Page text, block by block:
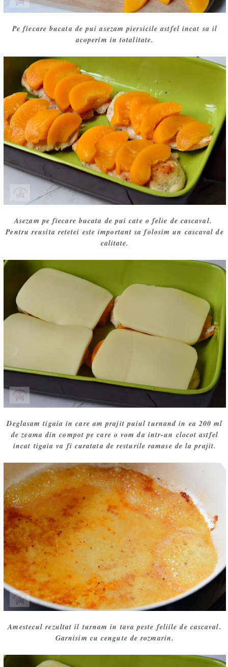
Pe fiecare bucata de pui asezam piersicile astfel incat sa il
acoperim in totalitate.
Asezam pe fiecare bucata de pui cate o felie de cascaval.
Pentru reusita retetei este important sa folosim un cascaval de
calitate.
Deglasam tigaia in care am prajit puiul turnand in ea 200 ml
de zeama din compot pe care o vom da intr-un clocot astfel
incat tigaia va fi curatata de resturile ramase de la prajit.
Amestecul rezultat il turnam in tava peste feliile de cascaval.
Garnisim cu cengute de rozmarin.